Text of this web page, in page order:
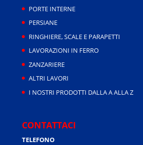
PORTE INTERNE
PERSIANE
RINGHIERE, SCALE E PARAPETTI
LAVORAZIONI IN FERRO
ZANZARIERE
ALTRI LAVORI
I NOSTRI PRODOTTI DALLA A ALLA Z
CONTATTACI
TELEFONO